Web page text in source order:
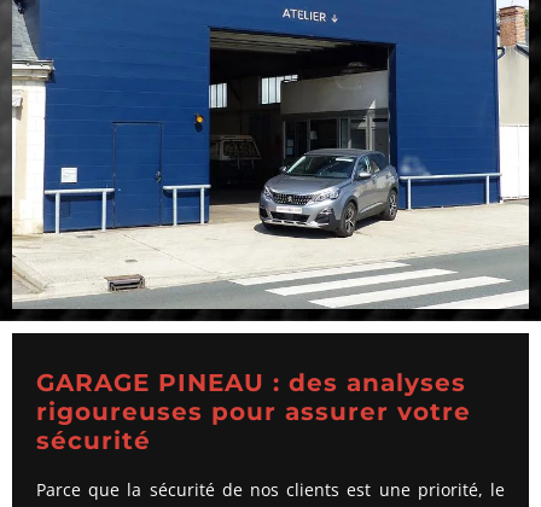
GARAGE PINEAU : des analyses
rigoureuses pour assurer votre
sécurité
Parce que la sécurité de nos clients est une priorité, le